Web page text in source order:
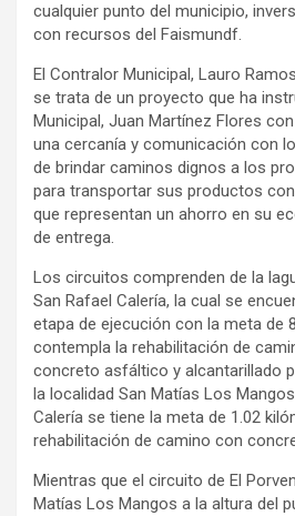
cualquier punto del municipio,
con recursos del Faismundf.
El Contralor Municipal, Lauro
se trata de un proyecto que ha
Municipal, Juan Martínez Flores
una cercanía y comunicación con
de brindar caminos dignos a los
para transportar sus productos
que representan un ahorro en su
de entrega.
Los circuitos comprenden de la
San Rafael Calería, la cual se
etapa de ejecución con la meta de
contempla la rehabilitación de
concreto asfáltico y alcantarillado
la localidad San Matías Los
Calería se tiene la meta de 1.02
rehabilitación de camino con
Mientras que el circuito de El
Matías Los Mangos a la altura del